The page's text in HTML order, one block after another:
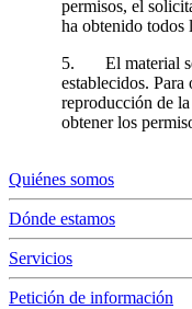
permisos, el
ha obtenido todos
5. El material se
establecidos.
reproducción de
obtener los
Quiénes somos
Dónde estamos
Servicios
Petición de información